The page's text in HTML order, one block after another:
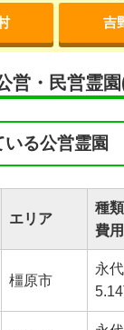
吉
営・民営霊
る公営霊園
エリア
種類
費用
橿原市
永